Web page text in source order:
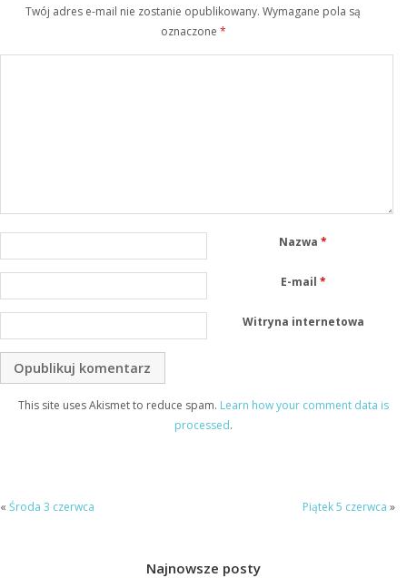
Twój adres e-mail nie zostanie opublikowany. Wymagane pola są
oznaczone *
Nazwa*
E-mail *
Witryna internetowa
This site uses Akismet to reduce spam. Learn how your comment data is
processed.
« Środa 3 czerwca Piątek 5 czerwca »
Najnowsze posty